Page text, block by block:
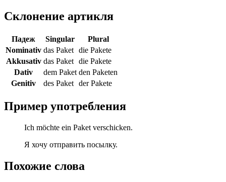
Склонение артикля
Падеж Singular
Plural
Nominativ das Paket die Pakete
Akkusativ das Paket die Pakete
Dativ
dem Paket den Paketen
Genitiv
des Paket der Pakete
Пример употребления
Ich möchte ein Paket verschicken.
Я хочу отправить посылку.
Похожие слова